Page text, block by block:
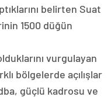
belirten Suat
1500 düğün
vurgulayan
bölgelerde açılışlar
güçlü kadrosu ve